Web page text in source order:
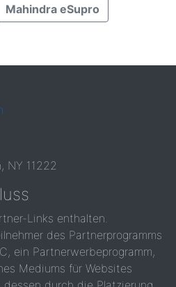
Mahindra eSupro
NY 11222
Links enthalten.
des Partnerprogramms
ein Partnerwerbeprogramm,
Mediums für Websites